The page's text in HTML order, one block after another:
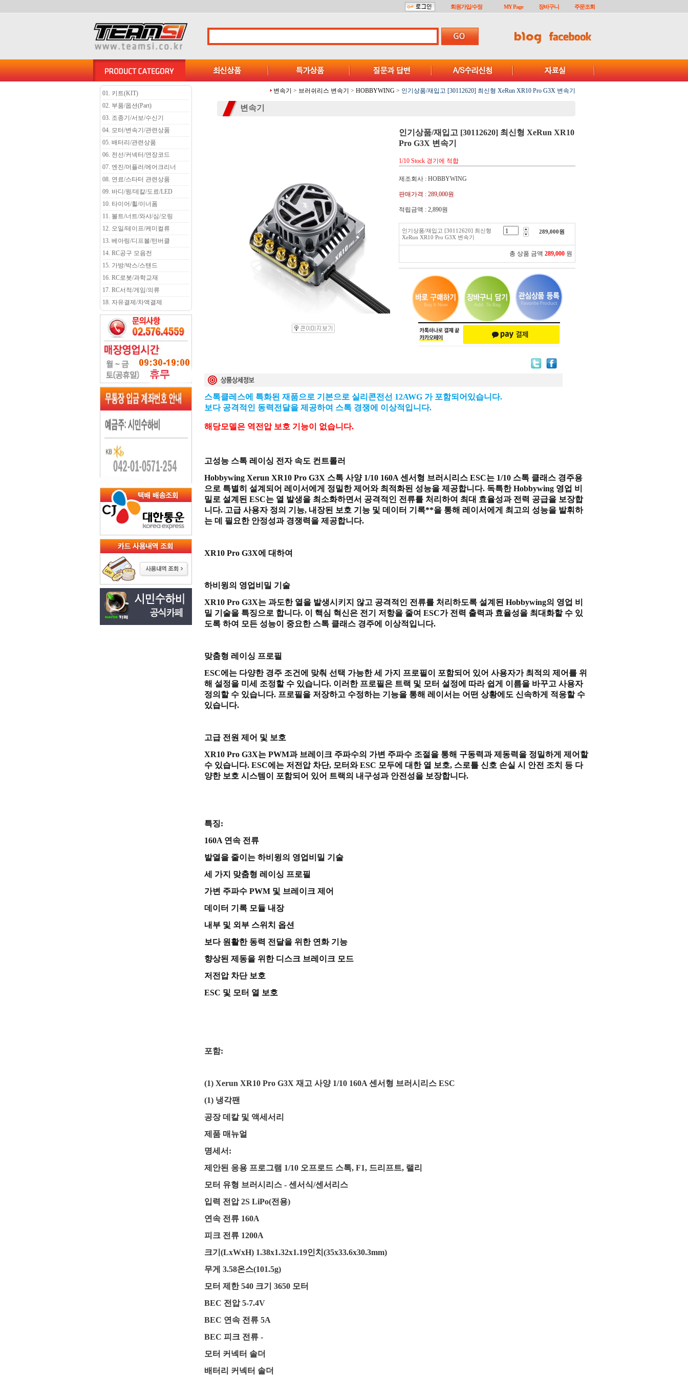
회원가입/수정 MY Page 장바구니 주문조회
01. 키트(KIT)
02. 부품/옵션(Part)
03. 조종기/서보/수신기
04. 모터/변속기/관련상품
05. 배터리/관련상품
06. 전선/커넥터/연장코드
07. 엔진/머플러/에어크리너
08. 연료/스타터 관련상품
09. 바디/윙/데칼/도료/LED
10. 타이어/휠/이너폼
11. 볼트/너트/와샤/심/오링
12. 오일/테이프/케미컬류
13. 베아링/디프볼/턴버클
14. RC공구 모음전
15. 가방/박스/스탠드
16. RC로봇/과학교재
17. RC서적/게임/의류
18. 자유결제/차액결제
변속기 > 브러쉬리스 변속기 > HOBBYWING > 인기상품/재입고 [30112620] 최신형 XeRun XR10 Pro G3X 변속기
변속기
인기상품/재입고 [30112620] 최신형 XeRun XR10
Pro G3X 변속기
1/10 Stock 경기에 적합
제조회사 : HOBBYWING
판매가격 : 289,000원
적립금액 : 2,890원
인기상품/재입고 [30112620] 최신형
XeRun XR10 Pro G3X 변속기
289,000원
총 상품 금액 289,000 원
스톡클레스에 특화된 재품으로 기본으로 실리콘전선 12AWG 가 포함되어있습니다.
보다 공격적인 동력전달을 제공하여 스톡 경쟁에 이상적입니다.
해당모델은 역전압 보호 기능이 없습니다.
고성능 스톡 레이싱 전자 속도 컨트롤러
Hobbywing Xerun XR10 Pro G3X 스톡 사양 1/10 160A 센서형 브러시리스 ESC는 1/10 스톡 클래스 경주용
으로 특별히 설계되어 레이서에게 정밀한 제어와 최적화된 성능을 제공합니다. 독특한 Hobbywing 영업 비
밀로 설계된 ESC는 열 발생을 최소화하면서 공격적인 전류를 처리하여 최대 효율성과 전력 공급을 보장합
니다. 고급 사용자 정의 기능, 내장된 보호 기능 및 데이터 기록**을 통해 레이서에게 최고의 성능을 발휘하
는 데 필요한 안정성과 경쟁력을 제공합니다.
XR10 Pro G3X에 대하여
하비윙의 영업비밀 기술
XR10 Pro G3X는 과도한 열을 발생시키지 않고 공격적인 전류를 처리하도록 설계된 Hobbywing의 영업 비
밀 기술을 특징으로 합니다. 이 핵심 혁신은 전기 저항을 줄여 ESC가 전력 출력과 효율성을 최대화할 수 있
도록 하여 모든 성능이 중요한 스톡 클래스 경주에 이상적입니다.
맞춤형 레이싱 프로필
ESC에는 다양한 경주 조건에 맞춰 선택 가능한 세 가지 프로필이 포함되어 있어 사용자가 최적의 제어를 위
해 설정을 미세 조정할 수 있습니다. 이러한 프로필은 트랙 및 모터 설정에 따라 쉽게 이름을 바꾸고 사용자
정의할 수 있습니다. 프로필을 저장하고 수정하는 기능을 통해 레이서는 어떤 상황에도 신속하게 적응할 수
있습니다.
고급 전원 제어 및 보호
XR10 Pro G3X는 PWM과 브레이크 주파수의 가변 주파수 조절을 통해 구동력과 제동력을 정밀하게 제어할
수 있습니다. ESC에는 저전압 차단, 모터와 ESC 모두에 대한 열 보호, 스로틀 신호 손실 시 안전 조치 등 다
양한 보호 시스템이 포함되어 있어 트랙의 내구성과 안전성을 보장합니다.
특징:
160A 연속 전류
발열을 줄이는 하비윙의 영업비밀 기술
세 가지 맞춤형 레이싱 프로필
가변 주파수 PWM 및 브레이크 제어
데이터 기록 모듈 내장
내부 및 외부 스위치 옵션
보다 원활한 동력 전달을 위한 연화 기능
향상된 제동을 위한 디스크 브레이크 모드
저전압 차단 보호
ESC 및 모터 열 보호
포함:
(1) Xerun XR10 Pro G3X 재고 사양 1/10 160A 센서형 브러시리스 ESC
(1) 냉각팬
공장 데칼 및 액세서리
제품 매뉴얼
명세서:
제안된 응용 프로그램 1/10 오프로드 스톡, F1, 드리프트, 랠리
모터 유형 브러시리스 - 센서식/센서리스
입력 전압 2S LiPo(전용)
연속 전류 160A
피크 전류 1200A
크기(LxWxH) 1.38x1.32x1.19인치(35x33.6x30.3mm)
무게 3.58온스(101.5g)
모터 제한 540 크기 3650 모터
BEC 전압 5-7.4V
BEC 연속 전류 5A
BEC 피크 전류 -
모터 커넥터 솔더
배터리 커넥터 솔더